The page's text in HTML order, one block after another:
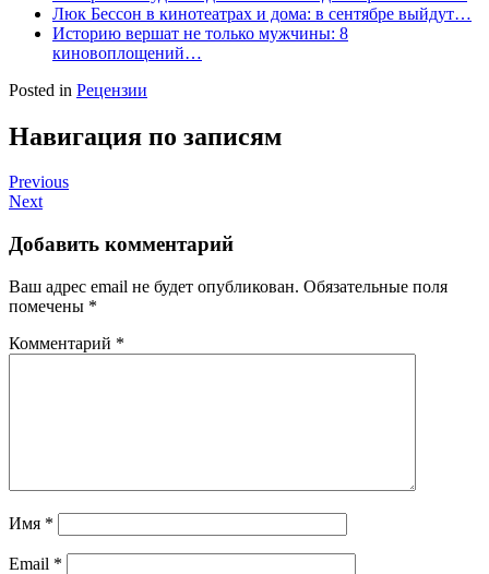
Люк Бессон в кинотеатрах и дома: в сентябре выйдут…
Историю вершат не только мужчины: 8
киновоплощений…
Posted in Рецензии
Навигация по записям
Previous
Next
Добавить комментарий
Ваш адрес email не будет опубликован. Обязательные поля
помечены *
Комментарий *
Имя *
Email *